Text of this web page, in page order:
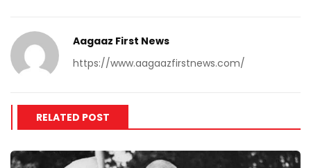
Aagaaz First News
https://www.aagaazfirstnews.com/
RELATED POST